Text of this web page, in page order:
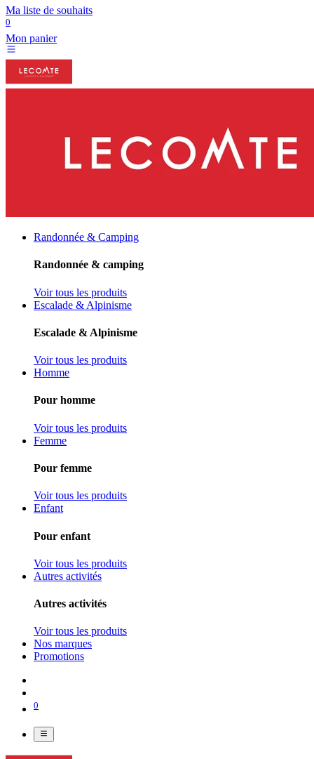
Ma liste de souhaits
0
Mon panier
Randonnée & Camping
Randonnée & camping
Voir tous les produits
Escalade & Alpinisme
Escalade & Alpinisme
Voir tous les produits
Homme
Pour homme
Voir tous les produits
Femme
Pour femme
Voir tous les produits
Enfant
Pour enfant
Voir tous les produits
Autres activités
Autres activités
Voir tous les produits
Nos marques
Promotions
0